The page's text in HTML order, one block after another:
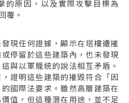
的原因，以及實際攻擊目標為
覆。
現任何證據，顯示在塔樓遭摧
停留於這些建築內，也未發現
與以軍籠統的說法相互矛盾。
證明這些建築的摧毀符合「因
國際法要求。雖然高層建築在
值，但這種潛在用途，並不足